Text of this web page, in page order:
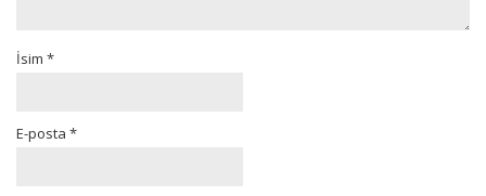
İsim *
E-posta *